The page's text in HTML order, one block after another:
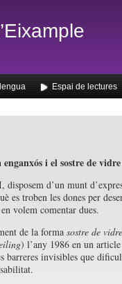
Espai de lectures
i el sostre de vidre
d’un munt
es troben les dones per
volem comentar dues.
de la forma sostre de vidre
) l’any 1986 en un
barreres invisibles que